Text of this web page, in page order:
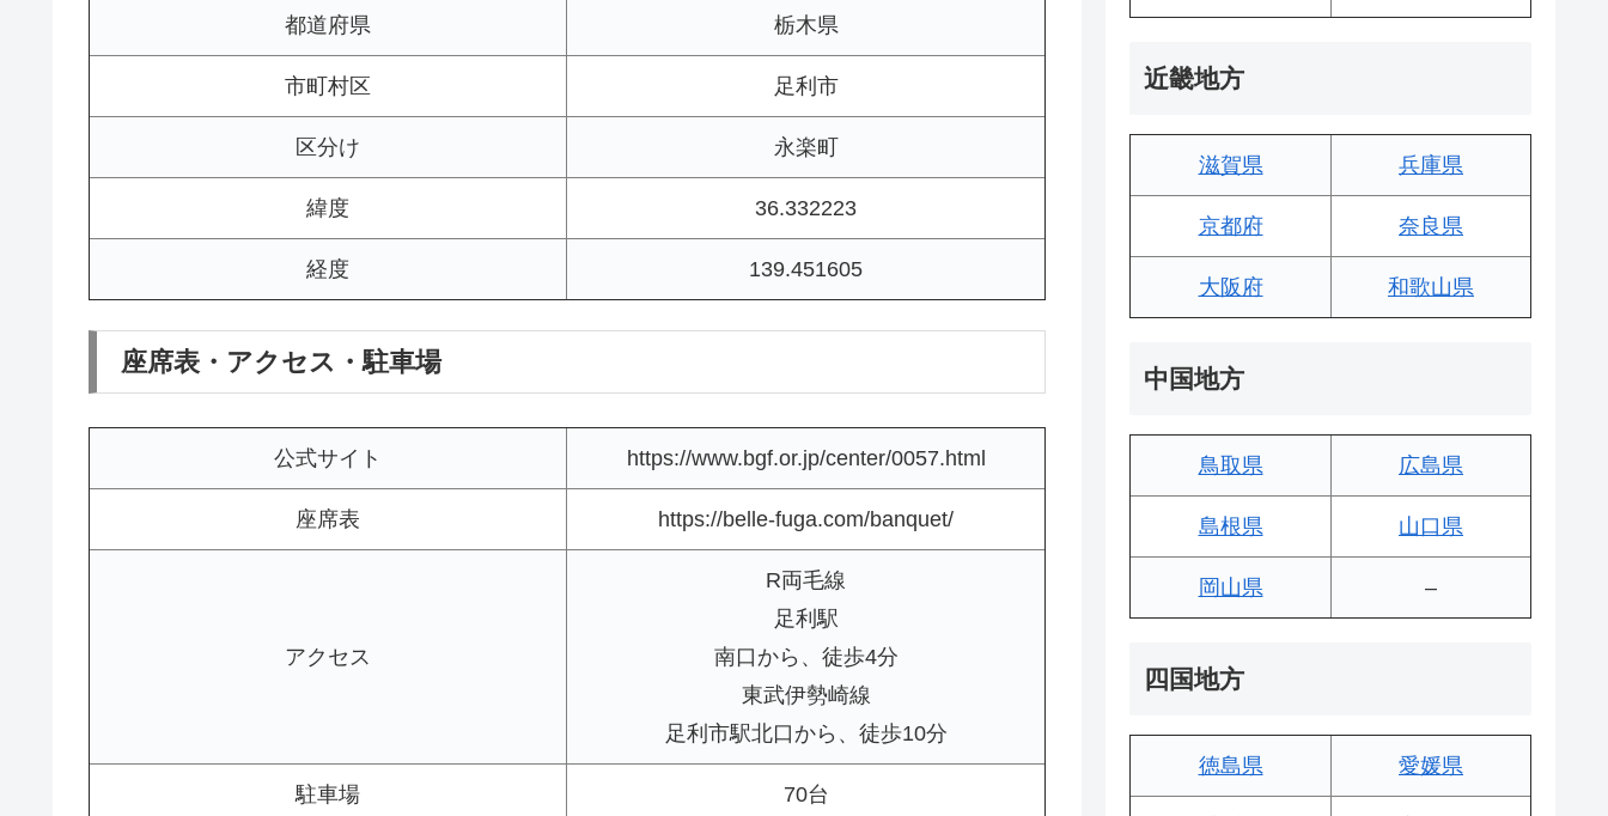
都道府県 栃木県
市町村区 足利市
区分け 永楽町
緯度 36.332223
経度 139.451605
座席表・アクセス・駐車場
公式サイト https://www.bgf.or.jp/center/0057.html
座席表 https://belle-fuga.com/banquet/
アクセス
R両毛線
足利駅
南口から、徒歩4分
東武伊勢崎線
足利市駅北口から、徒歩10分
駐車場 70台
近畿地方
滋賀県 兵庫県
京都府 奈良県
大阪府 和歌山県
中国地方
鳥取県 広島県
島根県 山口県
岡山県 –
四国地方
徳島県 愛媛県